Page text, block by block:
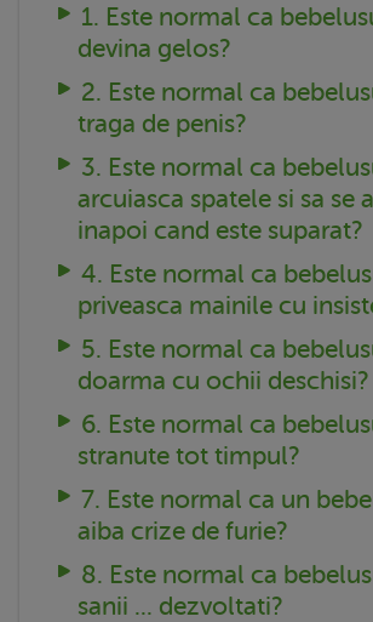
1. Este normal ca
devina gelos?
2. Este normal ca
traga de penis?
3. Este normal ca
arcuiasca spatele si sa se
inapoi cand este suparat?
4. Este normal ca
priveasca mainile cu
5. Este normal ca
doarma cu ochii deschisi?
6. Este normal ca
stranute tot timpul?
7. Este normal ca un
aiba crize de furie?
8. Este normal ca
sanii ... dezvoltati?